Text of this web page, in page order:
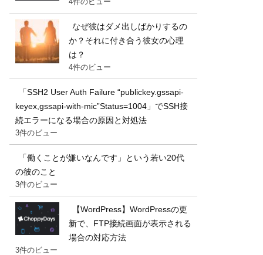
なぜ彼はダメ出しばかりするの
か？それに付き合う彼女の心理
は？
4件のビュー
「SSH2 User Auth Failure “publickey.gssapi-
keyex,gssapi-with-mic”Status=1004」でSSH接
続エラーになる場合の原因と対処法
3件のビュー
「働くことが嫌いなんです」という若い20代
の彼のこと
3件のビュー
【WordPress】WordPressの更
新で、FTP接続画面が表示される
場合の対応方法
3件のビュー